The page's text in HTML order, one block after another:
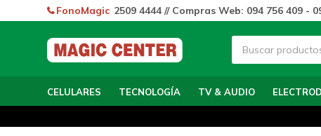
CELULARES TECNOLOGÍA TV & AUDIO
FonoMagic 2509 4444 // Compras Web: 094 756 409 -